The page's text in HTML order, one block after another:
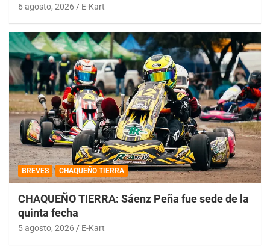
6 agosto, 2026 E-Kart
BREVES CHAQUEÑO TIERRA
CHAQUEÑO TIERRA: Sáenz Peña fue sede de la
quinta fecha
5 agosto, 2026 E-Kart